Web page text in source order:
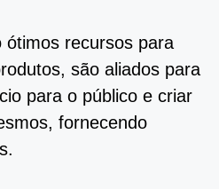
ótimos recursos para
são aliados para
para o público e criar
fornecendo